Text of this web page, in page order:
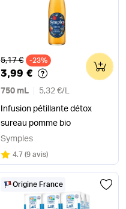
Ancien prix
5,17 € -23%
3,99 €
750 mL 5,32 €/ L
Infusion pétillante détox
sureau pomme bio
0
Symples
Note
4.7 sur 5
(9 avis)
Origine France